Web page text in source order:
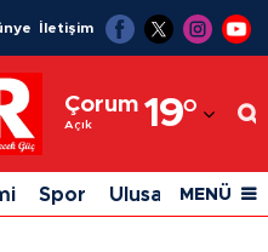
İletişim
Çorum
Açık 19°
Adıyaman
Afyonkarahisar
Ağrı
Spor Ulusal Siyaset
MENÜ